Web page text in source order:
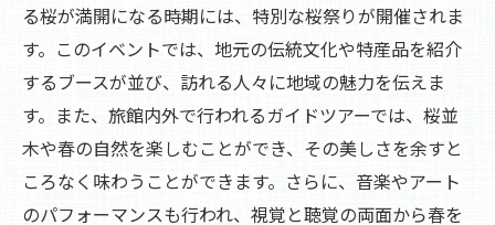
る桜が満開になる時期には、特別な桜祭りが開催されま
す。このイベントでは、地元の伝統文化や特産品を紹介
するブースが並び、訪れる人々に地域の魅力を伝えま
す。また、旅館内外で行われるガイドツアーでは、桜並
木や春の自然を楽しむことができ、その美しさを余すと
ころなく味わうことができます。さらに、音楽やアート
のパフォーマンスも行われ、視覚と聴覚の両面から春を